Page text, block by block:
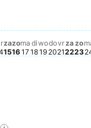
06
07 08
za
15
zondag,
Tälle
zo
16
ma
17
dinsdag,
Tälle
di
18
wo
19
do
20
Tälle
vr
21
za
22
zo
23